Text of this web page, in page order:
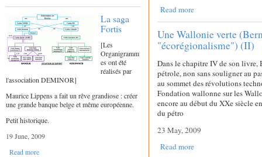
La saga
Fortis
[Les
Organigramm
es ont été
réalisés par
l'association DEMINOR]
Maurice Lippens a fait un rêve grandiose : créer
une grande banque belge et même européenne.
Petit historique.
19 June, 2009
Read more
Read more
Une Wallonie verte
"écorégionalisme") (II)
Dans le chapitre IV de son livre,
pétrole, non sans souligner au
au sommet des révolutions
Fondation wallonne sur les
encore au début du XXe siècle
du pétro
23 May, 2009
Read more